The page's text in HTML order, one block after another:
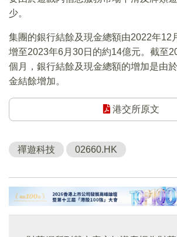
少。
集團的銀行結餘及現金總額由2022年12
增至2023年6月30日的約14億元。截至
個月，銀行結餘及現金總額的增加是由
金結餘增加。
港交所原文
禪遊科技 02660.HK